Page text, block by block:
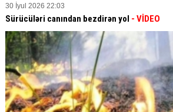
30 İyul 2026 22:03
Sürücüləri canından bezdirən yol - VİDEO